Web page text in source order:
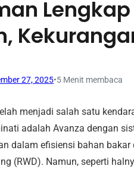
27, 2025•5 Menit membaca
menjadi salah satu
adalah Avanza dengan
dalam efisiensi bahan
(RWD). Namun, seperti